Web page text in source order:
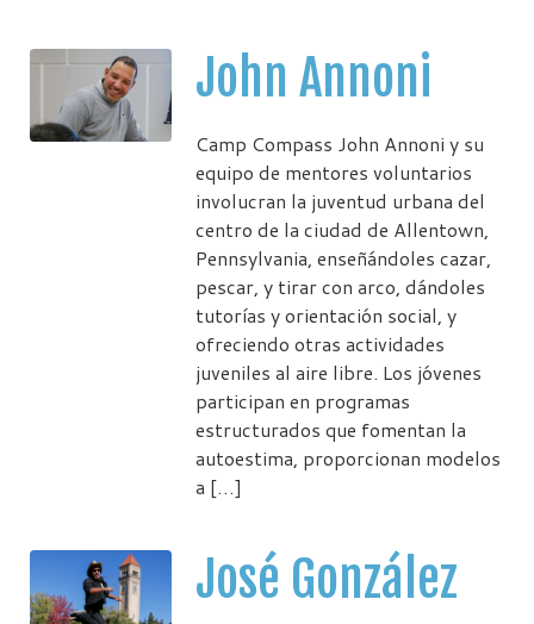
John Annoni
Camp Compass John Annoni y su
equipo de mentores voluntarios
involucran la juventud urbana del
centro de la ciudad de Allentown,
Pennsylvania, enseñándoles cazar,
pescar, y tirar con arco, dándoles
tutorías y orientación social, y
ofreciendo otras actividades
juveniles al aire libre. Los jóvenes
participan en programas
estructurados que fomentan la
autoestima, proporcionan modelos
a […]
José González